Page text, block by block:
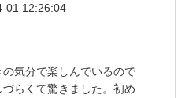
01 12:26:04
気分で楽しんでいるので
らくて驚きました。初め